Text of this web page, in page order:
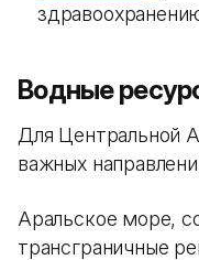
Водные
Для Центральной
важных
Аральское море,
трансграничные